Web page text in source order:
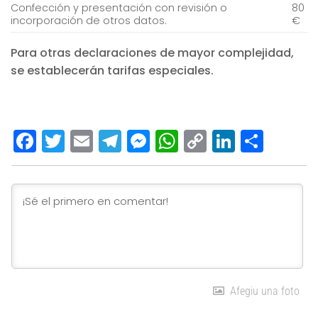
Confección y presentación con revisión o
incorporación de otros datos.
80
€
Para otras declaraciones de mayor complejidad,
se establecerán tarifas especiales.
Facebook
Twitter
EmailTelegram
Messenger
WhatsApp
Copy
Link
Afegiu una foto